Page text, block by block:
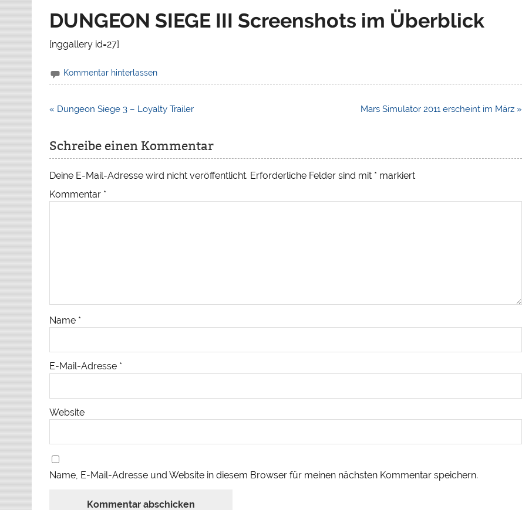
DUNGEON SIEGE III Screenshots im Überblick
[nggallery id=27]
Kommentar hinterlassen
Beitragsnavigation
« Dungeon Siege 3 – Loyalty Trailer Mars Simulator 2011 erscheint im März »
Schreibe einen Kommentar
Deine E-Mail-Adresse wird nicht veröffentlicht. Erforderliche Felder sind mit * markiert
Kommentar *
Name *
E-Mail-Adresse *
Website
Name, E-Mail-Adresse und Website in diesem Browser für meinen nächsten Kommentar speichern.